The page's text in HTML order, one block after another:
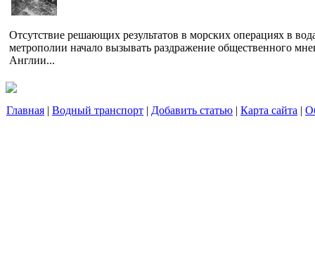
Отсутствие решающих результатов в морских операциях в
метрополии начало вызывать раздражение общественного
Англии...
Главная | Водный транспорт | Добавить статью | Карта сайта |